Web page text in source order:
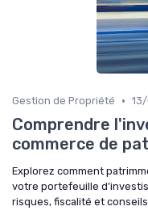
Gestion de Propriété •
Comprendre
commerce de
Explorez comment
votre portefeuille
risques, fiscalité et